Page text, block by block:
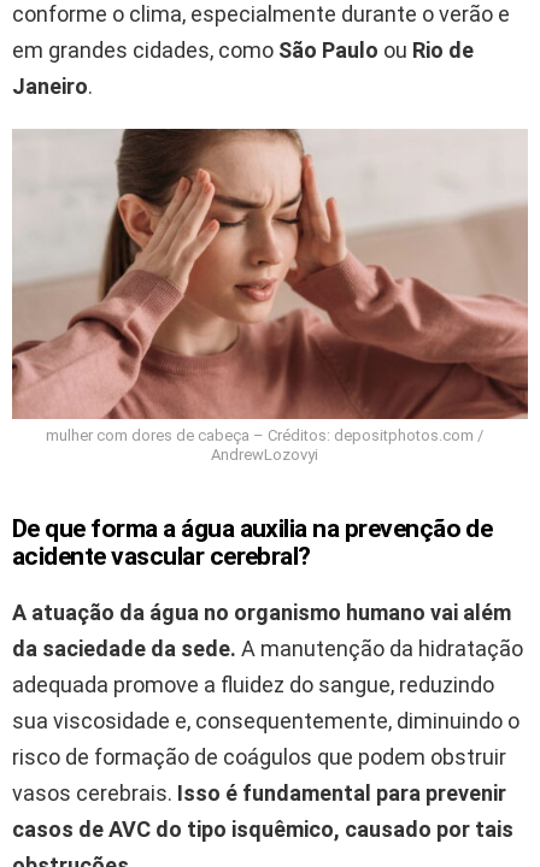
conforme o clima, especialmente durante o verão e
em grandes cidades, como São Paulo ou Rio de
Janeiro.
mulher com dores de cabeça – Créditos: depositphotos.com /
AndrewLozovyi
De que forma a água auxilia na prevenção de
acidente vascular cerebral?
A atuação da água no organismo humano vai além
da saciedade da sede. A manutenção da hidratação
adequada promove a fluidez do sangue, reduzindo
sua viscosidade e, consequentemente, diminuindo o
risco de formação de coágulos que podem obstruir
vasos cerebrais. Isso é fundamental para prevenir
casos de AVC do tipo isquêmico, causado por tais